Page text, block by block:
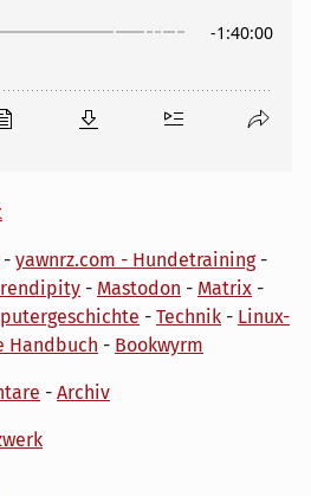
- yawnrz.com - Hundetraining-
- Mastodon - Matrix -
- Technik - Linux-
Handbuch - Bookwyrm
- Archiv